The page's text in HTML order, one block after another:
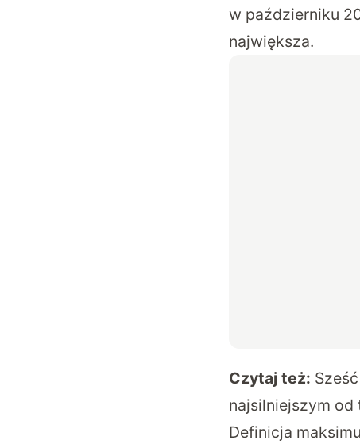
w październiku
największa.
Czytaj też:
najsilniejszym od
Definicja